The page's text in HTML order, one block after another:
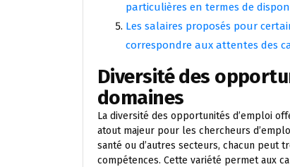
particulières en termes de
Les salaires proposés pour
correspondre aux attentes des
Diversité des
domaines
La diversité des opportunités d’emploi
atout majeur pour les chercheurs
santé ou d’autres secteurs, chacun
compétences. Cette variété permet aux